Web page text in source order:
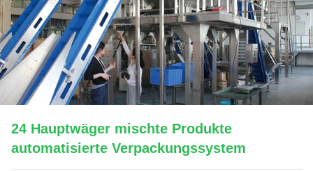
24 Hauptwäger mischte Produkte
automatisierte Verpackungssystem